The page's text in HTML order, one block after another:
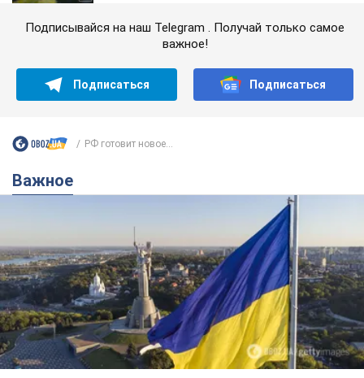
Подписывайся на наш Telegram . Получай только самое
важное!
Подписаться Подписаться
РФ готовит новое...
Важное